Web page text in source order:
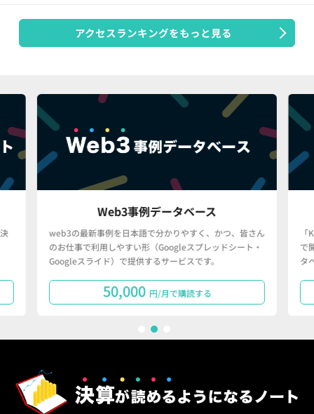
アクセスランキングをもっと見る
Web3事例データベース
web3の最新事例を日本語で分かりやすく、かつ、皆さん
のお仕事で利用しやすい形（Googleスプレッドシート・
Googleスライド）で提供するサービスです。
50,000 円/月で購読する
で
タ